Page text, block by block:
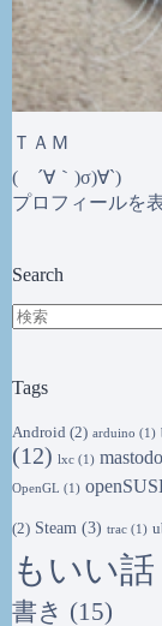
ＴＡＭ
( ´∀｀)σ)∀`)
プロフィールを
Search
な
Tags
Android (2) arduino (1)
(12) lxc (1)
OpenGL (1)
(2) Steam (3) trac (1)
もいい話
書き (15)